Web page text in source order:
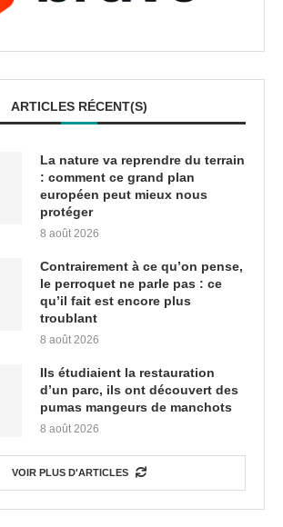
ARTICLES RÉCENT(S)
La nature va reprendre du terrain
: comment ce grand plan
européen peut mieux nous
protéger
8 août 2026
Contrairement à ce qu’on pense,
le perroquet ne parle pas : ce
qu’il fait est encore plus
troublant
8 août 2026
Ils étudiaient la restauration
d’un parc, ils ont découvert des
pumas mangeurs de manchots
8 août 2026
VOIR PLUS D'ARTICLES